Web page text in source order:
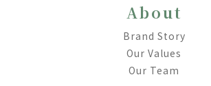
About
Brand Story
Our Values
Our Team